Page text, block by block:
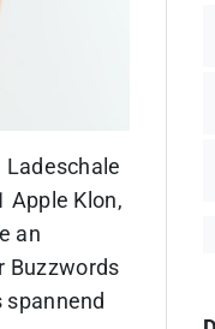
Ladeschale
Apple Klon,
an
Buzzwords
spannend